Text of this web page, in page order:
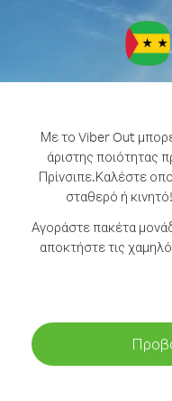
Με το Viber Out
άριστης ποιότητας
Πρίνσιπε.Καλέστε
σταθερό ή
Αγοράστε πακέτα
αποκτήστε τις